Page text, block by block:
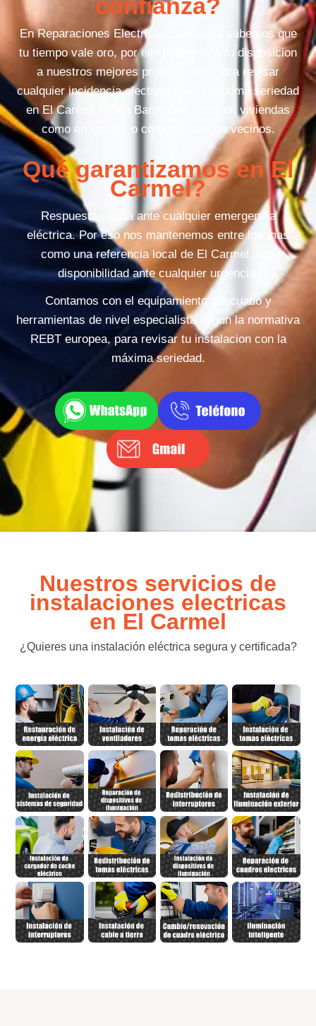
confianza?
En Reparaciones Electricas Barcelona sabemos que
tu tiempo vale oro, por ello ponemos a tu disposicion
a nuestros mejores profesionales para revisar
cualquier incidencia electrica con la máxima seriedad
en El Carmel y toda Barcelona, tanto en viviendas
como en locales o comunidades de vecinos.
Qué garantizamos en El
Carmel?
Respuesta rápida ante cualquier emergencia
eléctrica. Por eso nos mantenemos entre los mas
como una referencia local de El Carmel, con
disponibilidad ante cualquier urgencia.
Contamos con el equipamiento adecuado y
herramientas de nivel especialista segun la normativa
REBT europea, para revisar tu instalacion con la
máxima seriedad.
Nuestros servicios de
instalaciones electricas
en El Carmel
¿Quieres una instalación eléctrica segura y certificada?